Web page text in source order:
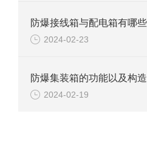
2024-02-23
防爆集装箱的功能以及构造
2024-02-19